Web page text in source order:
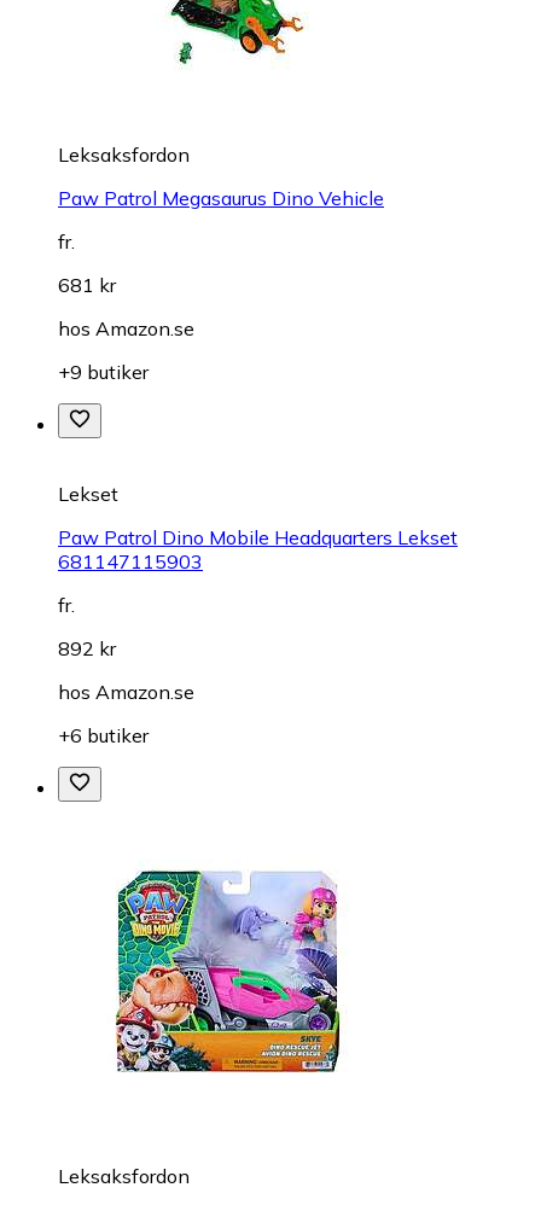
Leksaksfordon
Paw Patrol Megasaurus Dino Vehicle
fr.
681 kr
hos Amazon.se
+9 butiker
Lekset
Paw Patrol Dino Mobile Headquarters Lekset
681147115903
fr.
892 kr
hos Amazon.se
+6 butiker
Leksaksfordon